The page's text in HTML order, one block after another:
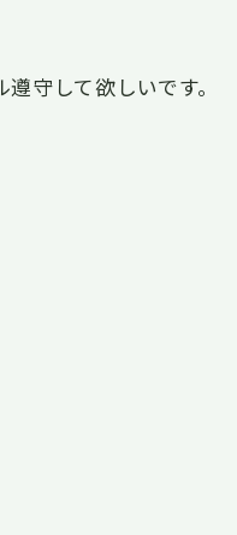
守して欲しいです。